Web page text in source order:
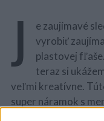
J
e zaujímavé
vyrobiť
plastovej
teraz si
veľmi kreatívne.
super náramok s